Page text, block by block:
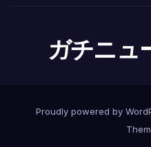
ガチニュ
Proudly powered by